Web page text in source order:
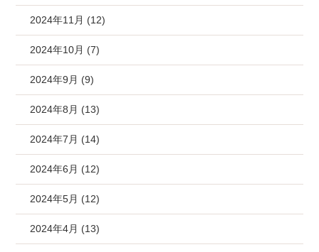
2024年11月 (12)
2024年10月 (7)
2024年9月 (9)
2024年8月 (13)
2024年7月 (14)
2024年6月 (12)
2024年5月 (12)
2024年4月 (13)